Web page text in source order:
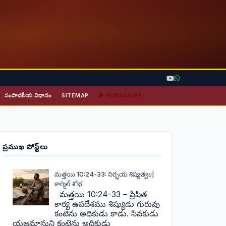
సంపాదకీయ విధానం SITEMAP ▶ SUBSCRIBE
ప్రముఖ పోస్ట్‌లు
మత్తయి 10:24-33: నిర్భయ శిష్యత్వం|
కార్మెల్ శోభ
మత్తయి 10:24-33 – ప్రేషిత
కార్య ఉపదేశము శిష్యుడు గురువు
కంటెను అధికుడు కాడు. సేవకుడు
యజమానుని కంటెను అధికుడు